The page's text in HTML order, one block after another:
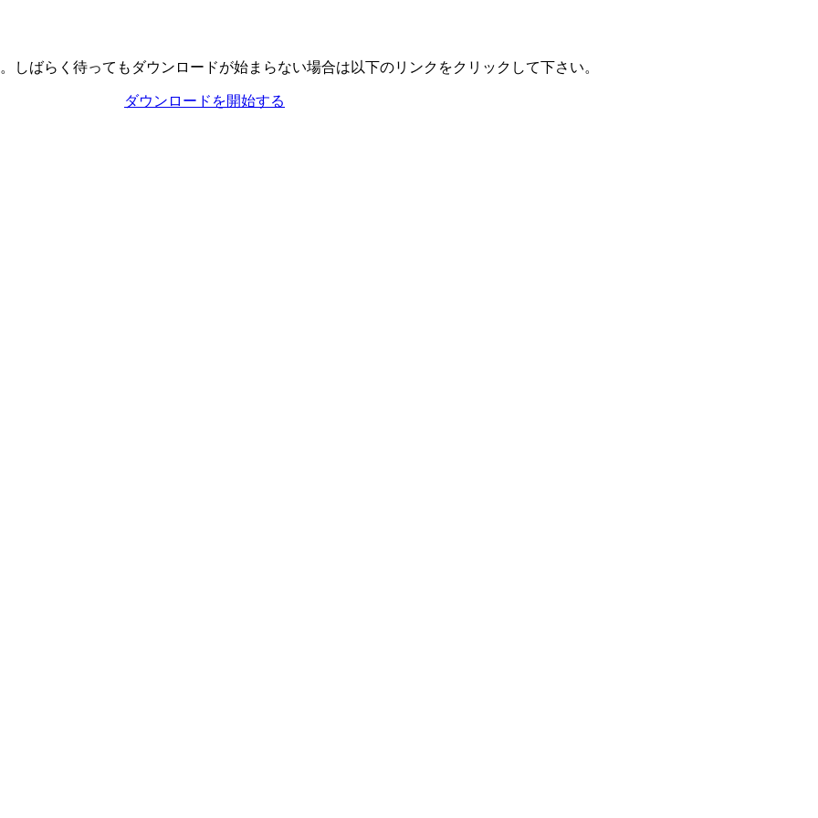
しばらく待ってもダウンロードが始まらない場合は以下のリンクをクリックして下さい。
ダウンロードを開始する